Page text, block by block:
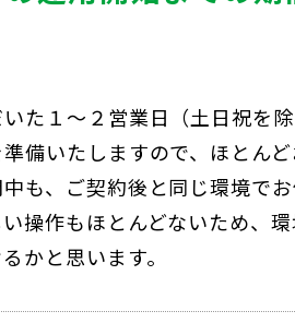
た１～２営業日（土日祝を
備いたしますので、ほとん
も、ご契約後と同じ環境で
操作もほとんどないため、
かと思います。